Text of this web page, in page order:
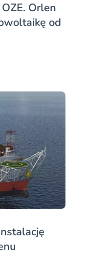
Orlen
od